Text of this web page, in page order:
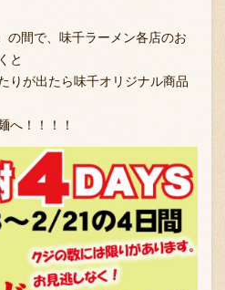
の間で、味千ラーメン各店のお
と
りが出たら味千オリジナル商品
へ！！！！